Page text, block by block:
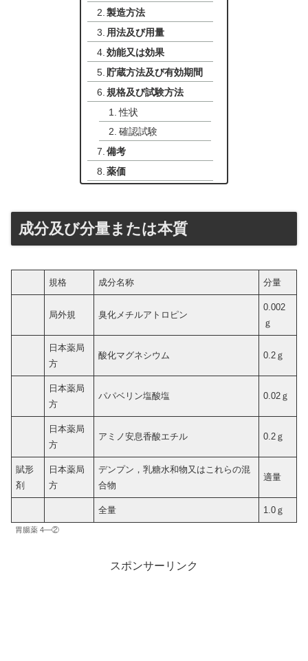
製造方法
用法及び用量
効能又は効果
貯蔵方法及び有効期間
規格及び試験方法
性状
確認試験
備考
薬価
成分及び分量または本質
規格 成分名称 分量
局外規 臭化メチルアトロピン
0.002
ｇ
日本薬局
方
酸化マグネシウム 0.2ｇ
日本薬局
方
パパベリン塩酸塩 0.02ｇ
日本薬局
方
アミノ安息香酸エチル 0.2ｇ
賦形
剤
日本薬局
方
デンプン，乳糖水和物又はこれらの混
合物
適量
全量 1.0ｇ
胃腸薬 4―②
スポンサーリンク